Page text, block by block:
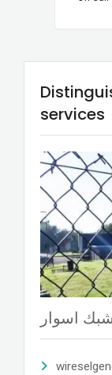
services
اسوار